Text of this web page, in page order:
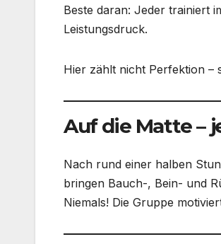
Beste daran: Jeder trainiert
Leistungsdruck.
Hier zählt nicht Perfektion –
Auf die Matte –
Nach rund einer halben
bringen Bauch-, Bein- und
Niemals! Die Gruppe